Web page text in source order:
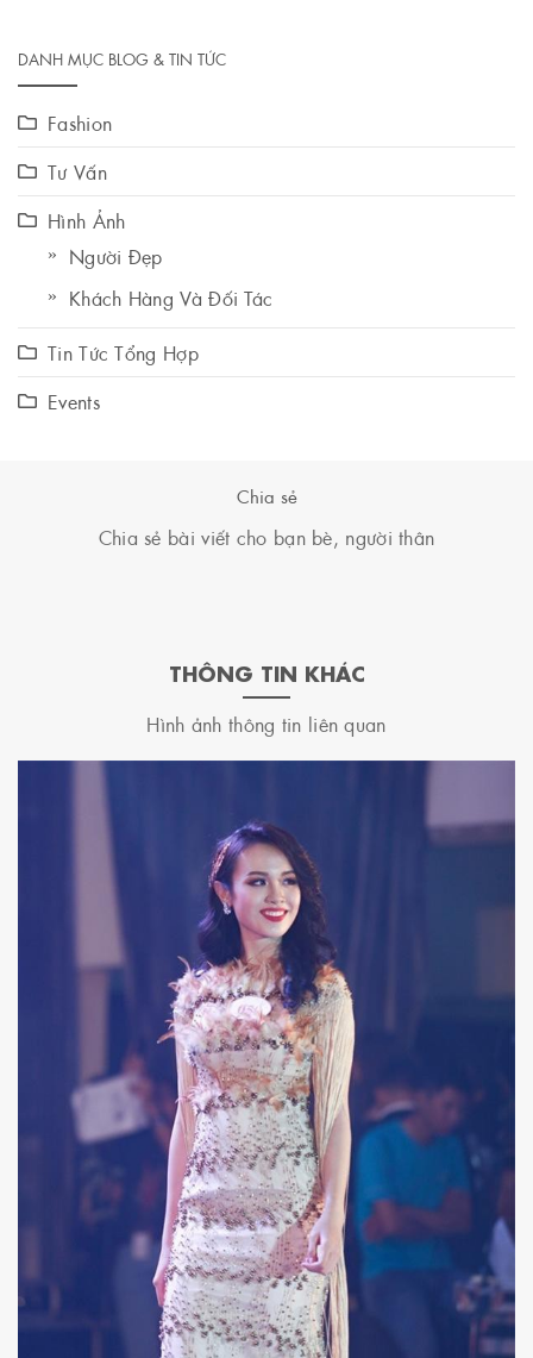
DANH MỤC BLOG & TIN TỨC
Fashion
Tư Vấn
Hình Ảnh
Người Đẹp
Khách Hàng Và Đối Tác
Tin Tức Tổng Hợp
Events
Chia sẻ
Chia sẻ bài viết cho bạn bè, người thân
THÔNG TIN KHÁC
Hình ảnh thông tin liên quan